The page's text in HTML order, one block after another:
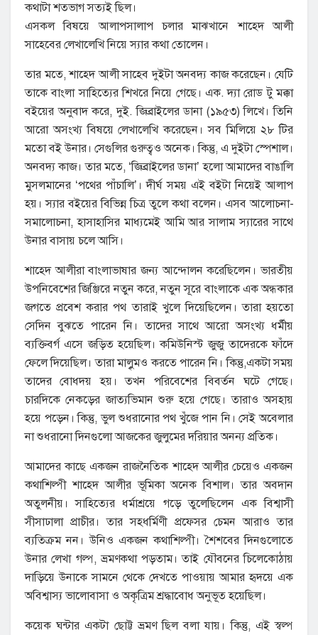
কথাটা শতভাগ সত্যই ছিল।
এসকল বিষয়ে আলাপসালাপ চলার মাঝখানে শাহেদ আলী
সাহেবের লেখালেখি নিয়ে স্যার কথা তোলেন।
তার মতে, শাহেদ আলী সাহেব দুইটা অনবদ্য কাজ করেছেন। যেটি
তাকে বাংলা সাহিত্যের শিখরে নিয়ে গেছে। এক. দ্যা রোড টু মক্কা
বইয়ের অনুবাদ করে, দুই. জিব্রাইলের ডানা (১৯৫৩) লিখে। তিনি
আরো অসংখ্য বিষয়ে লেখালেখি করেছেন। সব মিলিয়ে ২৮ টির
মতো বই উনার। সেগুলির গুরুত্বও অনেক। কিন্তু, এ দুইটা স্পেশাল।
অনবদ্য কাজ। তার মতে, ‘জিব্রাইলের ডানা’ হলো আমাদের বাঙালি
মুসলমানের ‘পথের পাঁচালি’। দীর্ঘ সময় এই বইটা নিয়েই আলাপ
হয়। স্যার বইয়ের বিভিন্ন চিত্র তুলে কথা বলেন। এসব আলোচনা-
সমালোচনা, হাসাহাসির মাধ্যমেই আমি আর সালাম স্যারের সাথে
উনার বাসায় চলে আসি।
শাহেদ আলীরা বাংলাভাষার জন্য আন্দোলন করেছিলেন। ভারতীয়
উপনিবেশের জিঞ্জিরে নতুন করে, নতুন সূরে বাংলাকে এক অন্ধকার
জগতে প্রবেশ করার পথ তারাই খুলে দিয়েছিলেন। তারা হয়তো
সেদিন বুঝতে পারেন নি। তাদের সাথে আরো অসংখ্য ধর্মীয়
ব্যক্তিবর্গ এসে জড়িত হয়েছিল। কমিউনিস্ট জুজু তাদেরকে ফাঁদে
ফেলে দিয়েছিল। তারা মালুৃমও করতে পারেন নি। কিন্তু,একটা সময়
তাদের বোধদয় হয়। তখন পরিবেশের বিবর্তন ঘটে গেছে।
চারদিকে নেকড়ের জাত্যভিমান শুরু হয়ে গেছে। তারাও অসহায়
হয়ে পড়েন। কিন্তু, ভুল শুধরানোর পথ খুঁজে পান নি। সেই অবেলার
না শুধরানো দিনগুলো আজকের জুলুমের দরিয়ার অনন্য প্রতিক।
আমাদের কাছে একজন রাজনৈতিক শাহেদ আলীর চেয়েও একজন
কথাশিল্পী শাহেদ আলীর ভূমিকা অনেক বিশাল। তার অবদান
অতুলনীয়। সাহিত্যের ধর্মাশ্রয়ে গড়ে তুলেছিলেন এক বিশ্বাসী
সীসাঢালা প্রাচীর। তার সহধর্মিণী প্রফেসর চেমন আরাও তার
ব্যতিক্রম নন। উনিও একজন কথাশিল্পী। শৈশবের দিনগুলোতে
উনার লেখা গল্প, ভ্রমণকথা পড়তাম। তাই যৌবনের চিলেকোঠায়
দাড়িয়ে উনাকে সামনে থেকে দেখতে পাওয়ায় আমার হৃদয়ে এক
অবিশ্বাস্য ভালোবাসা ও অকৃত্রিম শ্রদ্ধাবোধ অনুভূত হয়েছিল।
কয়েক ঘন্টার একটা ছোট্ট ভ্রমণ ছিল বলা যায়। কিন্তু, এই স্বল্প